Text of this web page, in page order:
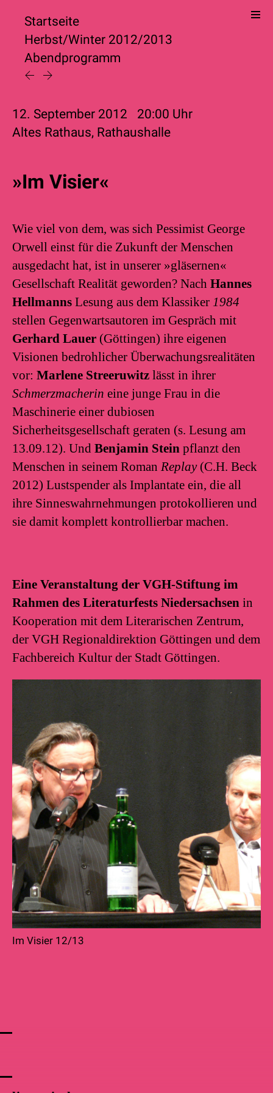
Startseite
Herbst/Winter 2012/2013
Abendprogramm
12. September 2012 20:00 Uhr
Altes Rathaus, Rathaushalle
»Im Visier«
Wie viel von dem, was sich Pessimist George
Orwell einst für die Zukunft der Menschen
ausgedacht hat, ist in unserer »gläsernen«
Gesellschaft Realität geworden? Nach Hannes
Hellmanns Lesung aus dem Klassiker 1984
stellen Gegenwartsautoren im Gespräch mit
Gerhard Lauer (Göttingen) ihre eigenen
Visionen bedrohlicher Überwachungsrealitäten
vor: Marlene Streeruwitz lässt in ihrer
Schmerzmacherin eine junge Frau in die
Maschinerie einer dubiosen
Sicherheitsgesellschaft geraten (s. Lesung am
13.09.12). Und Benjamin Stein pflanzt den
Menschen in seinem Roman Replay(C.H. Beck
2012) Lustspender als Implantate ein, die all
ihre Sinneswahrnehmungen protokollieren und
sie damit komplett kontrollierbar machen.
Eine Veranstaltung der VGH-Stiftung im
Rahmen des Literaturfests Niedersachsen in
Kooperation mit dem Literarischen Zentrum,
der VGH Regionaldirektion Göttingen und dem
Fachbereich Kultur der Stadt Göttingen.
Im Visier 12/13